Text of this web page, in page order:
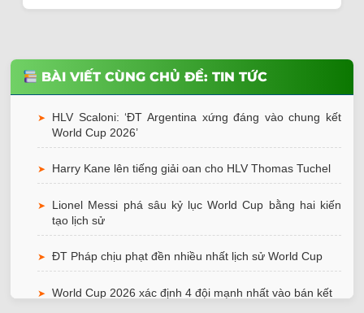
BÀI VIẾT CÙNG CHỦ ĐỀ: TIN TỨC
➤
HLV Scaloni: ‘ĐT Argentina xứng đáng vào chung kết
World Cup 2026’
➤ Harry Kane lên tiếng giải oan cho HLV Thomas Tuchel
➤
Lionel Messi phá sâu kỷ lục World Cup bằng hai kiến
tạo lịch sử
➤ ĐT Pháp chịu phạt đền nhiều nhất lịch sử World Cup
➤ World Cup 2026 xác định 4 đội mạnh nhất vào bán kết